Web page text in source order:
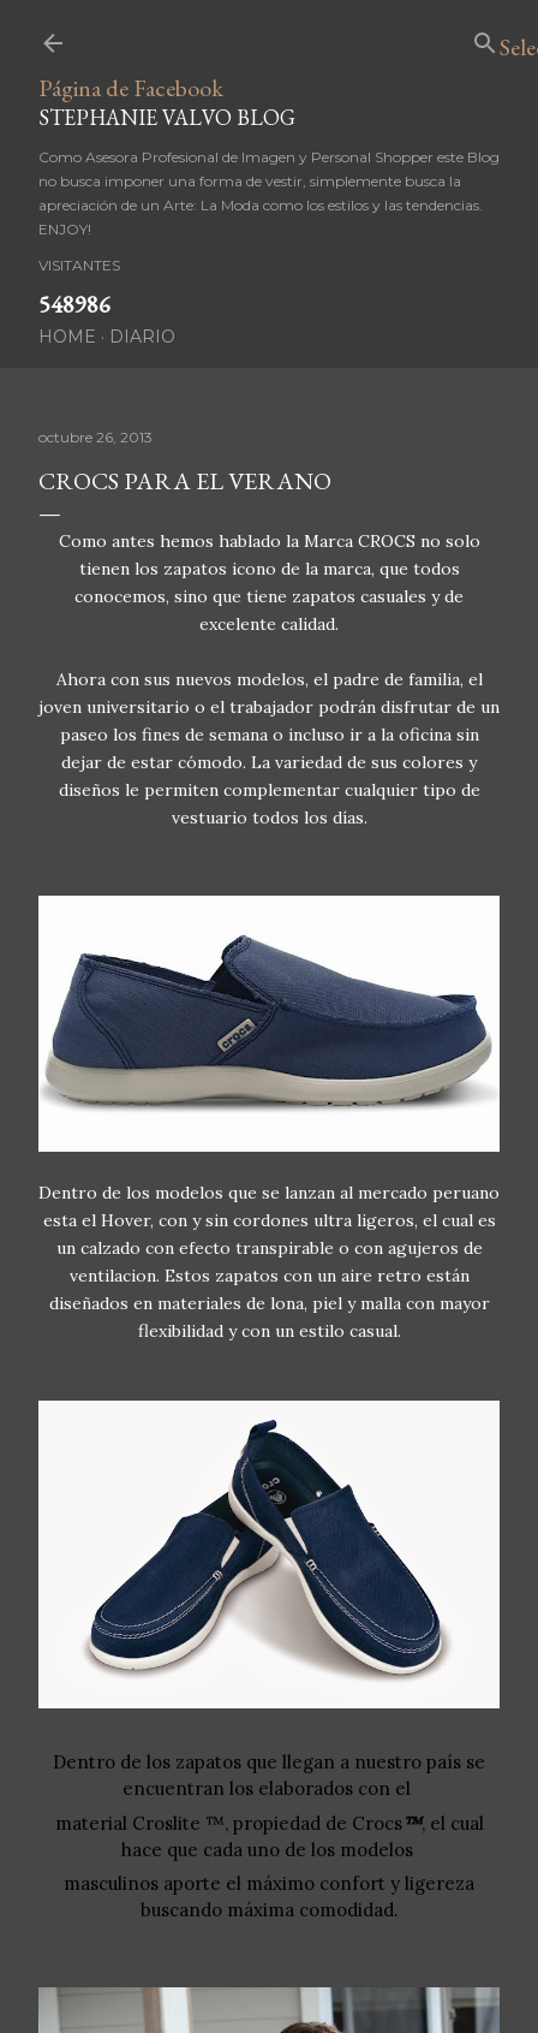
Página de Facebook
STEPHANIE VALVO BLOG
Como Asesora Profesional de Imagen y Personal Shopper este Blog
no busca imponer una forma de vestir, simplemente busca la
apreciación de un Arte: La Moda como los estilos y las tendencias.
ENJOY!
VISITANTES
548986
HOME DIARIO
octubre 26, 2013
CROCS PARA EL VERANO
Como antes hemos hablado la Marca CROCS no solo
tienen los zapatos icono de la marca, que todos
conocemos, sino que tiene zapatos casuales y de
excelente calidad.
Ahora con sus nuevos modelos, el padre de familia, el
joven universitario o el trabajador podrán disfrutar de un
paseo los fines de semana o incluso ir a la oficina sin
dejar de estar cómodo. La variedad de sus colores y
diseños le permiten complementar cualquier tipo de
vestuario todos los días.
Dentro de los modelos que se lanzan al mercado peruano
esta el Hover, con y sin cordones ultra ligeros, el cual es
un calzado con efecto transpirable o con agujeros de
ventilacion. Estos zapatos con un aire retro están
diseñados en materiales de lona, piel y malla con mayor
flexibilidad y con un estilo casual.
Dentro de los zapatos que llegan a nuestro país se
encuentran los elaborados con el
material Croslite ™, propiedad de Crocs™, el cual
hace que cada uno de los modelos
masculinos aporte el máximo confort y ligereza
buscando máxima comodidad.